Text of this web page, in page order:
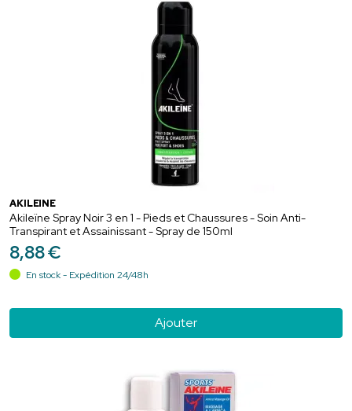
AKILEÏNE
Akileïne Spray Noir 3 en 1 - Pieds et Chaussures - Soin Anti-
Transpirant et Assainissant - Spray de 150ml
8,88€
En stock - Expédition 24/48h
Ajouter